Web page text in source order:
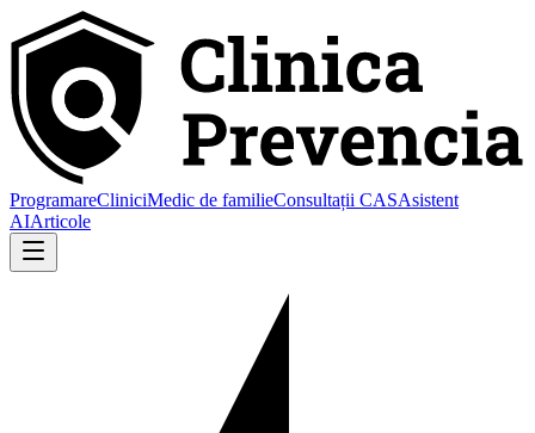
ProgramareCliniciMedic de familieConsultații CASAsistent
AIArticole